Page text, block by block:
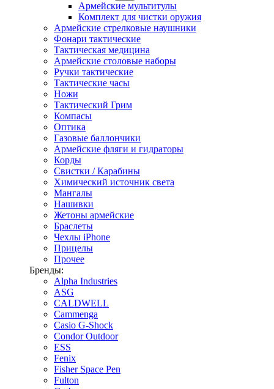
Армейские мультитулы
Комплект для чистки оружия
Армейские стрелковые наушники
Фонари тактические
Тактическая медицина
Армейские столовые наборы
Ручки тактические
Тактические часы
Ножи
Тактический Грим
Компасы
Оптика
Газовые баллончики
Армейские фляги и гидраторы
Корды
Свистки / Карабины
Химический источник света
Мангалы
Нашивки
Жетоны армейские
Браслеты
Чехлы iPhone
Прицелы
Прочее
Бренды:
Alpha Industries
ASG
CALDWELL
Cammenga
Casio G-Shock
Condor Outdoor
ESS
Fenix
Fisher Space Pen
Fulton